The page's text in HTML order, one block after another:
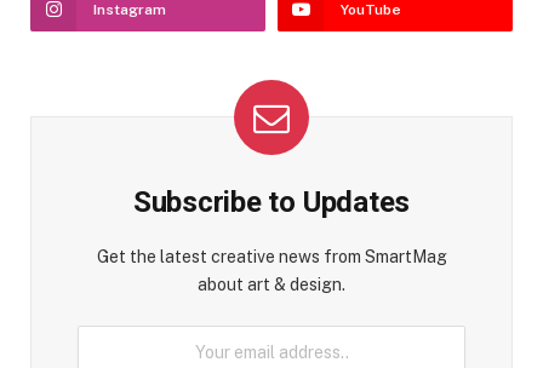
Instagram YouTube
Subscribe to Updates
Get the latest creative news from SmartMag
about art & design.